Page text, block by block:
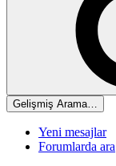
Gelişmiş Arama…
Yeni mesajlar
Forumlarda ara